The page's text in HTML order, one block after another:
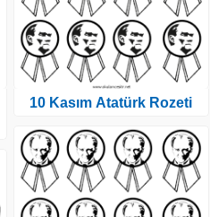
10 Kasım Atatürk Rozeti